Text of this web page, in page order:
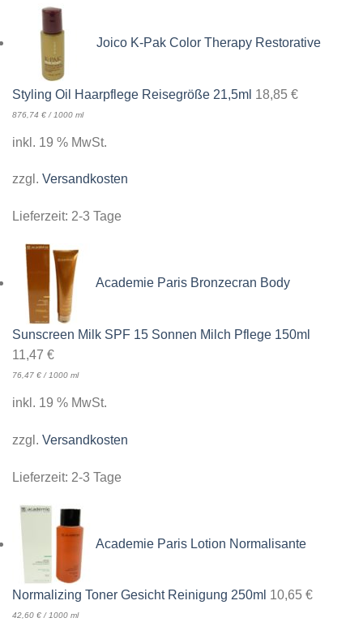
Joico K-Pak Color Therapy Restorative
Styling Oil Haarpflege Reisegröße 21,5ml 18,85 €
876,74 € / 1000 ml
inkl. 19 % MwSt.
zzgl. Versandkosten
Lieferzeit: 2-3 Tage
Academie Paris Bronzecran Body
Sunscreen Milk SPF 15 Sonnen Milch Pflege 150ml
11,47 €
76,47 € / 1000 ml
inkl. 19 % MwSt.
zzgl. Versandkosten
Lieferzeit: 2-3 Tage
Academie Paris Lotion Normalisante
Normalizing Toner Gesicht Reinigung 250ml 10,65 €
42,60 €/1000 ml